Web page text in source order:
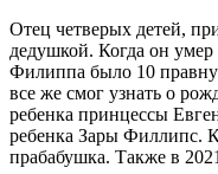
Отец четверых детей,
дедушкой. Когда он
Филиппа было 10
все же смог узнать о
ребенка принцессы
ребенка Зары Филлипс.
прабабушка. Также в